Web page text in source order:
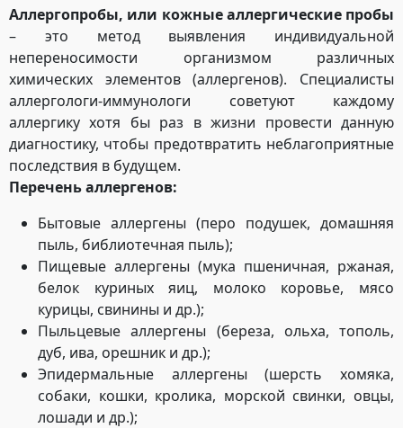
Аллергопробы, или кожные аллергические пробы
– это метод выявления индивидуальной
непереносимости организмом различных
химических элементов (аллергенов). Специалисты
аллергологи-иммунологи советуют каждому
аллергику хотя бы раз в жизни провести данную
диагностику, чтобы предотвратить неблагоприятные
последствия в будущем.
Перечень аллергенов:
Бытовые аллергены (перо подушек, домашняя
пыль, библиотечная пыль);
Пищевые аллергены (мука пшеничная, ржаная,
белок куриных яиц, молоко коровье, мясо
курицы, свинины и др.);
Пыльцевые аллергены (береза, ольха, тополь,
дуб, ива, орешник и др.);
Эпидермальные аллергены (шерсть хомяка,
собаки, кошки, кролика, морской свинки, овцы,
лошади и др.);